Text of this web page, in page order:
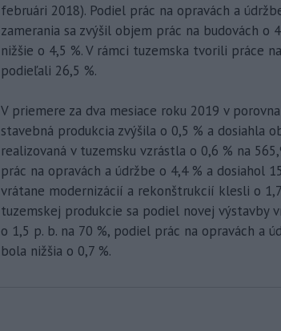
februári 2018). Podiel prác na opravách a
zamerania sa zvýšil objem prác na budovách o
nižšie o 4,5 %. V rámci tuzemska tvorili práce
podieľali 26,5 %.
V priemere za dva mesiace roku 2019 v
stavebná produkcia zvýšila o 0,5 % a dosiahla
realizovaná v tuzemsku vzrástla o 0,6 % na
prác na opravách a údržbe o 4,4 % a dosiahol
vrátane modernizácií a rekonštrukcií klesli o
tuzemskej produkcie sa podiel novej výstavby
o 1,5 p. b. na 70 %, podiel prác na opravách a
bola nižšia o 0,7 %.